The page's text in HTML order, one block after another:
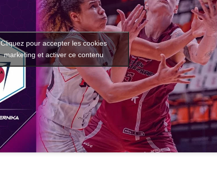
Cliquez pour accepter les cookies
marketing et activer ce contenu